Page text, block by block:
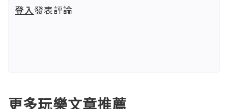
登入發表評論
更多玩樂文章推薦